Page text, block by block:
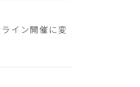
イン開催に変